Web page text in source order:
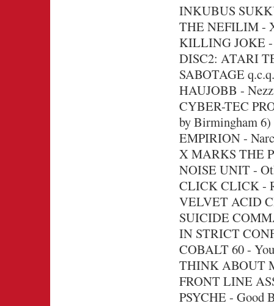
INKUBUS
THE NEFILIM -
KILLING JOKE -
DISC2: ATARI
SABOTAGE
HAUJOBB -
CYBER-TEC
by Birmingham 6)
EMPIRION -
X MARKS THE
NOISE UNIT -
CLICK CLICK -
VELVET ACID
SUICIDE
IN STRICT
COBALT 60 -
THINK ABOUT
FRONT LINE
PSYCHE - Good